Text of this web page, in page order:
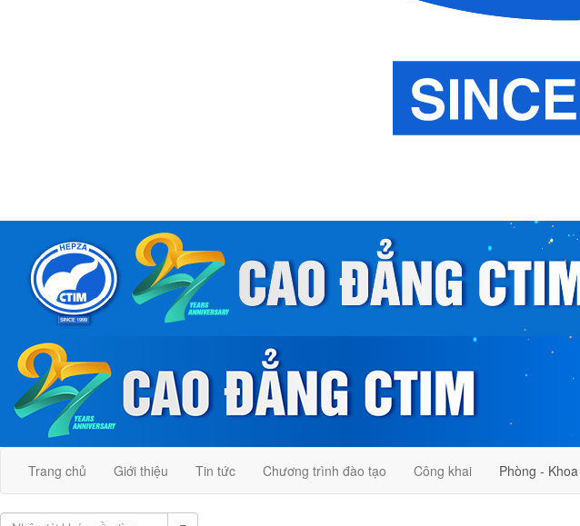
Trang chủ Giới thiệu Tin tức Chương trình đào tạo Công khai Phòng - Khoa